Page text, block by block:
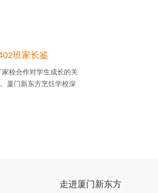
班家长鉴
校合作对学生成长的关
厦门新东方烹饪学校深
走进厦门新东方